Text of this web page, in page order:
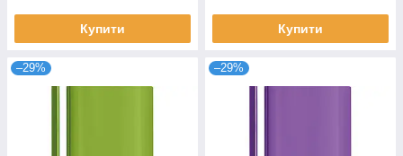
Купити Купити
–29% –29%